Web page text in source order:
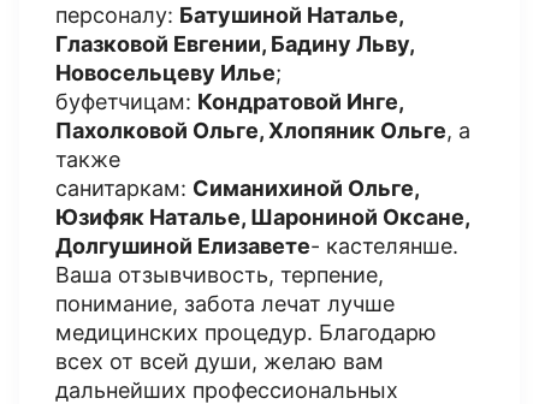
персоналу: Батушиной Наталье,
Глазковой Евгении, Бадину Льву,
Новосельцеву Илье;
буфетчицам: Кондратовой Инге,
Пахолковой Ольге, Хлопяник Ольге, а
также
санитаркам: Симанихиной Ольге,
Юзифяк Наталье, Шарониной Оксане,
Долгушиной Елизавете- кастелянше.
Ваша отзывчивость, терпение,
понимание, забота лечат лучше
медицинских процедур. Благодарю
всех от всей души, желаю вам
дальнейших профессиональных